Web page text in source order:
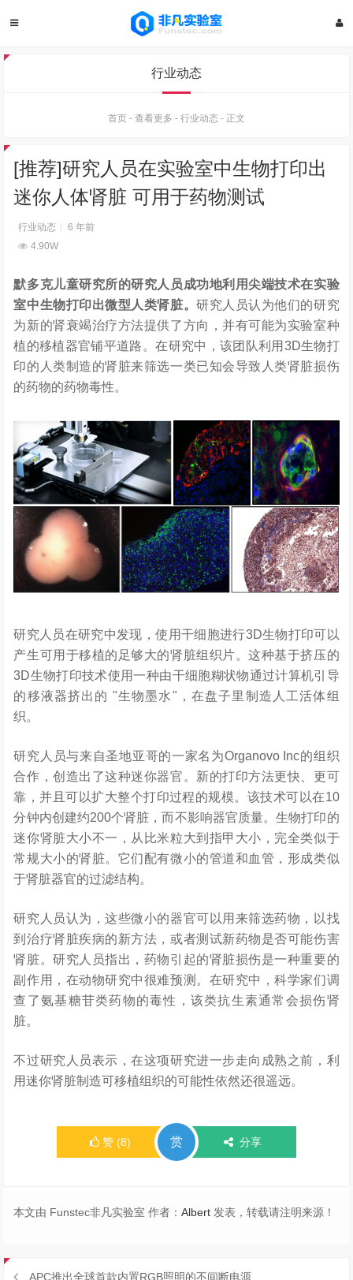
行业动态
首页 - 查看更多 - 行业动态 - 正文
[推荐]研究人员在实验室中生物打印出
迷你人体肾脏 可用于药物测试
行业动态
6 年前
4.90W
默多克儿童研究所的研究人员成功地利用尖端技术在实验
室中生物打印出微型人类肾脏。研究人员认为他们的研究
为新的肾衰竭治疗方法提供了方向，并有可能为实验室种
植的移植器官铺平道路。在研究中，该团队利用3D生物打
印的人类制造的肾脏来筛选一类已知会导致人类肾脏损伤
的药物的药物毒性。
研究人员在研究中发现，使用干细胞进行3D生物打印可以
产生可用于移植的足够大的肾脏组织片。这种基于挤压的
3D生物打印技术使用一种由干细胞糊状物通过计算机引导
的移液器挤出的 "生物墨水"，在盘子里制造人工活体组
织。
研究人员与来自圣地亚哥的一家名为Organovo Inc的组织
合作，创造出了这种迷你器官。新的打印方法更快、更可
靠，并且可以扩大整个打印过程的规模。该技术可以在10
分钟内创建约200个肾脏，而不影响器官质量。生物打印的
迷你肾脏大小不一，从比米粒大到指甲大小，完全类似于
常规大小的肾脏。它们配有微小的管道和血管，形成类似
于肾脏器官的过滤结构。
研究人员认为，这些微小的器官可以用来筛选药物，以找
到治疗肾脏疾病的新方法，或者测试新药物是否可能伤害
肾脏。研究人员指出，药物引起的肾脏损伤是一种重要的
副作用，在动物研究中很难预测。在研究中，科学家们调
查了氨基糖苷类药物的毒性，该类抗生素通常会损伤肾
脏。
不过研究人员表示，在这项研究进一步走向成熟之前，利
用迷你肾脏制造可移植组织的可能性依然还很遥远。
赞 (8) 赏 分享
本文由 Funstec非凡实验室 作者：Albert 发表，转载请注明来源！
APC推出全球首款内置RGB照明的不间断电源